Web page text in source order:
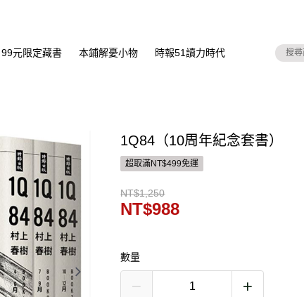
99元限定藏書 本鋪解憂小物 時報51讀力時代
1Q84（10周年紀念套書）
超取滿NT$499免運
NT$1,250
NT$988
數量